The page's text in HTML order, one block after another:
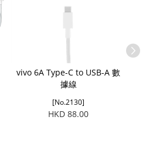
vivo 6A Type-C to USB-A 數
據線
[No.2130]
HKD 88.00